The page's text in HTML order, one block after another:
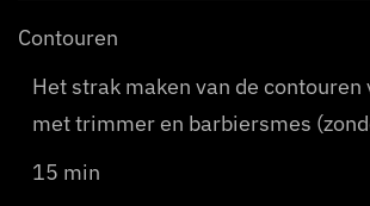
Contouren
Het strak maken van de contouren
met trimmer en barbiersmes
15 min